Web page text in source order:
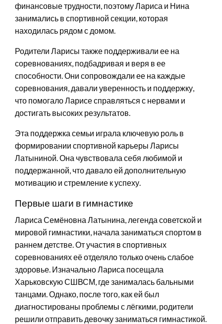
финансовые трудности, поэтому Лариса и Нина
занимались в спортивной секции, которая
находилась рядом с домом.
Родители Ларисы также поддерживали ее на
соревнованиях, подбадривая и веря в ее
способности. Они сопровождали ее на каждые
соревнования, давали уверенность и поддержку,
что помогало Ларисе справляться с нервами и
достигать высоких результатов.
Эта поддержка семьи играла ключевую роль в
формировании спортивной карьеры Ларисы
Латыниной. Она чувствовала себя любимой и
поддержанной, что давало ей дополнительную
мотивацию и стремление к успеху.
Первые шаги в гимнастике
Лариса Семёновна Латынина, легенда советской и
мировой гимнастики, начала заниматься спортом в
раннем детстве. От участия в спортивных
соревнованиях её отделяло только очень слабое
здоровье. Изначально Лариса посещала
Харьковскую СШВСМ, где занималась бальными
танцами. Однако, после того, как ей был
диагностированы проблемы с лёгкими, родители
решили отправить девочку заниматься гимнастикой.